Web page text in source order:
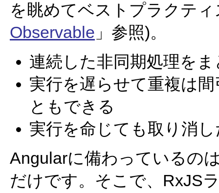
を眺めてベストプラクテ
Observable 」参照)。
連続した非同期処理を
実行を遅らせて重複は
ともできる
実行を命じても取り消
Angularに備わっているの
だけです。そこで、RxJS